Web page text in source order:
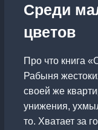
Среди
цветов
Про что книга
Рабыня
своей же
унижения,
то. Хватает за